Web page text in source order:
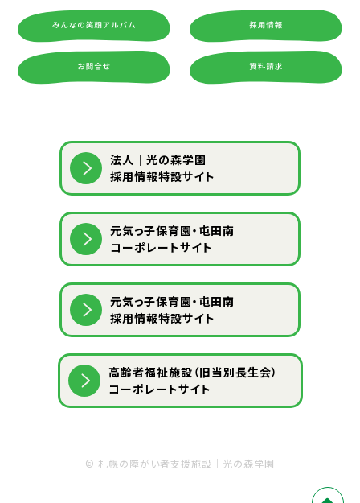
法人｜光の森学園
採用情報特設サイト
元気っ子保育園・屯田南
コーポレートサイト
元気っ子保育園・屯田南
採用情報特設サイト
⾼齢者福祉施設（旧当別⻑⽣会）
コーポレートサイト
© 札幌の障がい者支援施設｜光の森学園